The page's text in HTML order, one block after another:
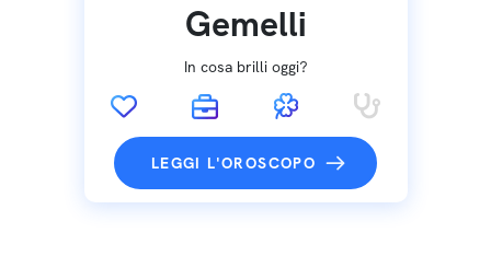
Gemelli
In cosa brilli oggi?
LEGGI L'OROSCOPO